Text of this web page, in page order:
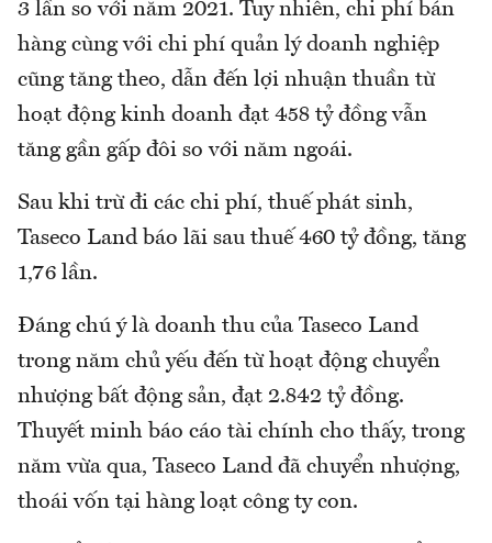
3 lần so với năm 2021. Tuy nhiên, chi phí bán
hàng cùng với chi phí quản lý doanh nghiệp
cũng tăng theo, dẫn đến lợi nhuận thuần từ
hoạt động kinh doanh đạt 458 tỷ đồng vẫn
tăng gần gấp đôi so với năm ngoái.
Sau khi trừ đi các chi phí, thuế phát sinh,
Taseco Land báo lãi sau thuế 460 tỷ đồng, tăng
1,76 lần.
Đáng chú ý là doanh thu của Taseco Land
trong năm chủ yếu đến từ hoạt động chuyển
nhượng bất động sản, đạt 2.842 tỷ đồng.
Thuyết minh báo cáo tài chính cho thấy, trong
năm vừa qua, Taseco Land đã chuyển nhượng,
thoái vốn tại hàng loạt công ty con.